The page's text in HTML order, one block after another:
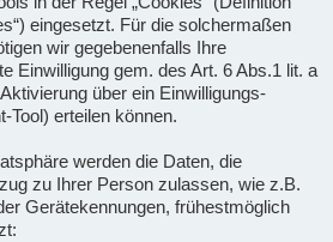
eingesetzt. Für die solchermaßen
wir gegebenenfalls Ihre
Einwilligung gem. des Art. 6 Abs.1 lit. a
über ein Einwilligungs-
Tool) erteilen können.
werden die Daten, die
zu Ihrer Person zulassen, wie z.B.
Gerätekennungen, frühestmöglich